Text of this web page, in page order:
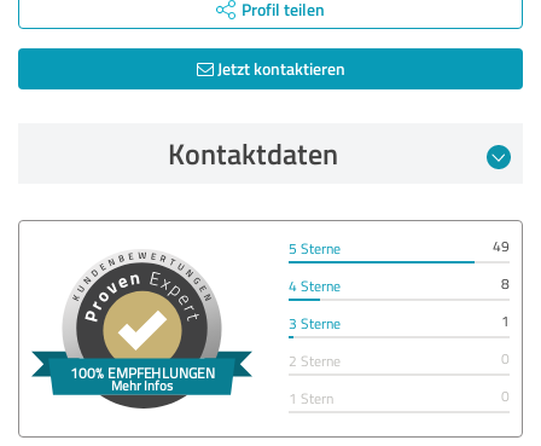
Profil teilen
Jetzt kontaktieren
Kontaktdaten
5 Sterne
49
4 Sterne
8
3 Sterne
1
2 Sterne
0
1 Stern
0